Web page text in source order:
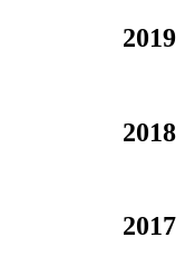
2019
2018
2017